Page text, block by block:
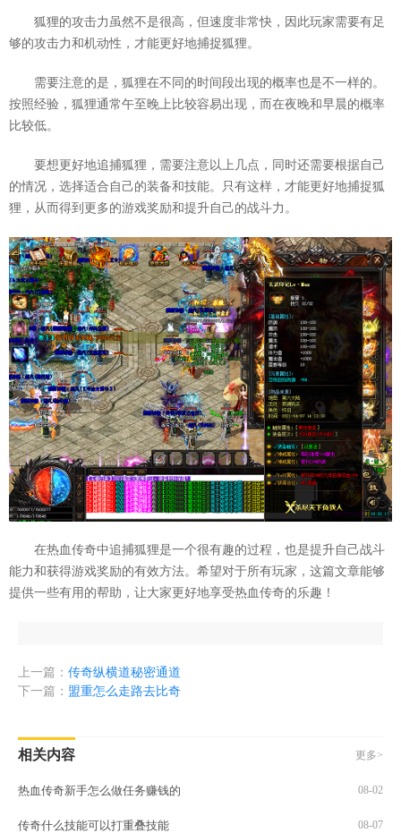
狐狸的攻击力虽然不是很高，但速度非常快，因此玩家需要有足
够的攻击力和机动性，才能更好地捕捉狐狸。
需要注意的是，狐狸在不同的时间段出现的概率也是不一样的。
按照经验，狐狸通常午至晚上比较容易出现，而在夜晚和早晨的概率
比较低。
要想更好地追捕狐狸，需要注意以上几点，同时还需要根据自己
的情况，选择适合自己的装备和技能。只有这样，才能更好地捕捉狐
狸，从而得到更多的游戏奖励和提升自己的战斗力。
在热血传奇中追捕狐狸是一个很有趣的过程，也是提升自己战斗
能力和获得游戏奖励的有效方法。希望对于所有玩家，这篇文章能够
提供一些有用的帮助，让大家更好地享受热血传奇的乐趣！
上一篇： 传奇纵横道秘密通道
下一篇： 盟重怎么走路去比奇
相关内容 更多>
热血传奇新手怎么做任务赚钱的 08-02
传奇什么技能可以打重叠技能 08-07